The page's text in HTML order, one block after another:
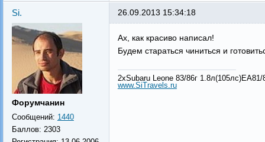
Si.
Форумчанин
Сообщений: 1440
Баллов: 2303
26.09.2013 15:34:18
Ах, как красиво написал!
Будем стараться чиниться и
2xSubaru Leone 83/86г
www.SiTravels.ru